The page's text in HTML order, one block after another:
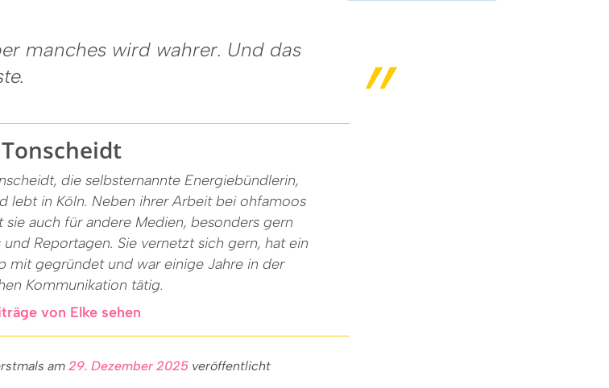
manches wird wahrer. Und das
die selbsternannte Energiebündlerin,
lebt in Köln. Neben ihrer Arbeit bei ohfamoos
sie auch für andere Medien, besonders gern
und Reportagen. Sie vernetzt sich gern, hat ein
mit gegründet und war einige Jahre in der
Kommunikation tätig.
von Elke sehen
am 29. Dezember 2025 veröffentlicht